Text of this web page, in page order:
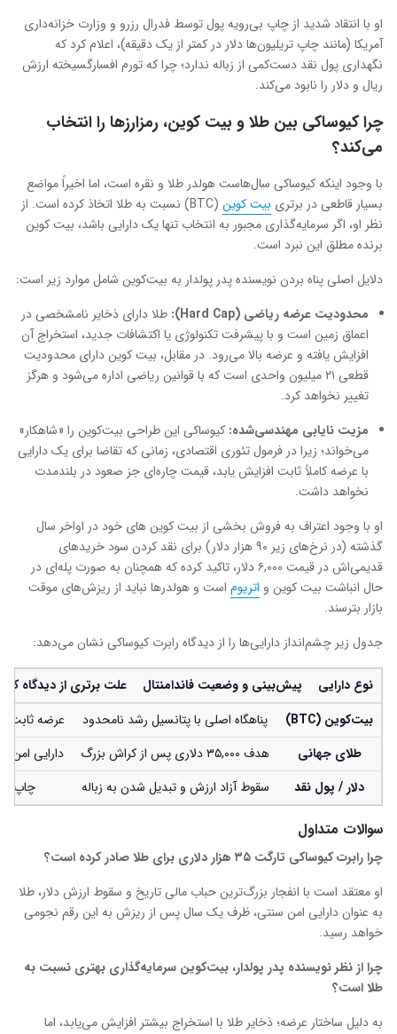
او با انتقاد شدید از چاپ بی‌رویه پول توسط فدرال رزرو و وزارت خزانه‌داری
آمریکا (مانند چاپ تریلیون‌ها دلار در کمتر از یک دقیقه)، اعلام کرد که
نگهداری پول نقد دست‌کمی از زباله ندارد؛ چرا که تورم افسارگسیخته ارزش
ریال و دلار را نابود می‌کند.
چرا کیوساکی بین طلا و بیت‌ کوین، رمز‌ارزها را انتخاب
می‌کند؟
با وجود اینکه کیوساکی سال‌هاست هولدر طلا و نقره است، اما اخیراً مواضع
بسیار قاطعی در برتری بیت‌ کوین (BTC) نسبت به طلا اتخاذ کرده است.
از
نظر او، اگر سرمایه‌گذاری مجبور به انتخاب تنها یک دارایی باشد، بیت‌ کوین
برنده مطلق این نبرد است.
دلایل اصلی پناه بردن نویسنده پدر پولدار به بیت‌کوین شامل موارد زیر است:
محدودیت عرضه ریاضی (Hard Cap):
طلا دارای ذخایر نامشخصی در
اعماق زمین است و با پیشرفت تکنولوژی یا اکتشافات جدید، استخراج آن
افزایش یافته و عرضه بالا می‌رود. در مقابل، بیت‌ کوین دارای محدودیت
قطعی ۲۱ میلیون واحدی است که با قوانین ریاضی اداره می‌شود و هرگز
تغییر نخواهد کرد.
مزیت نایابی مهندسی‌شده: کیوساکی این طراحی بیت‌کوین را «شاهکار»
می‌خواند؛ زیرا در فرمول تئوری اقتصادی، زمانی که تقاضا برای یک دارایی
با عرضه کاملاً ثابت افزایش یابد، قیمت چاره‌ای جز صعود در بلندمدت
نخواهد داشت.
او با وجود اعتراف به فروش بخشی از بیت‌ کوین‌ های خود در اواخر سال
گذشته (در نرخ‌های زیر ۹۰ هزار دلار) برای نقد کردن سود خریدهای
قدیمی‌اش در قیمت ۶,۰۰۰ دلار، تاکید کرده که همچنان به صورت پله‌ای در
حال انباشت بیت‌ کوین و اتریوم است و هولدرها نباید از ریزش‌های موقت
بازار بترسند.
جدول زیر چشم‌انداز دارایی‌ها را از دیدگاه رابرت کیوساکی نشان می‌دهد:
نوع دارایی پیش‌بینی و وضعیت فاندامنتال
علت برتری از دیدگاه
بیت‌کوین (BTC)
پناهگاه اصلی با پتانسیل رشد نامحدود
عرضه ثابت ۲۱ میلیون واحدی و نایابی مطلق ریاضی
طلای جهانی
هدف ۳۵,۰۰۰ دلاری پس از کراش بزرگ
دارایی امن
دلار / پول نقد
سقوط آزاد ارزش و تبدیل شدن به زباله چاپ
سوالات متداول
چرا رابرت کیوساکی تارگت ۳۵ هزار دلاری برای طلا صادر کرده است؟
او معتقد است با انفجار بزرگ‌ترین حباب مالی تاریخ و سقوط ارزش دلار، طلا
به عنوان دارایی امن سنتی، ظرف یک سال پس از ریزش به این رقم نجومی
خواهد رسید.
چرا از نظر نویسنده پدر پولدار، بیت‌کوین سرمایه‌گذاری بهتری نسبت به
طلا است؟
به دلیل ساختار عرضه؛ ذخایر طلا با استخراج بیشتر افزایش می‌یابد، اما